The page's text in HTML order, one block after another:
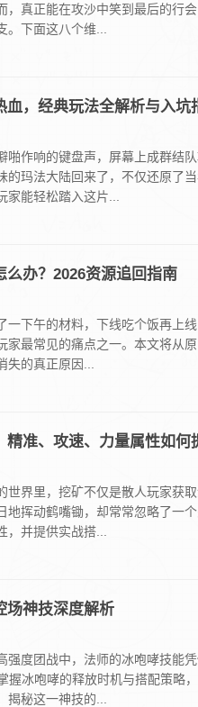
，真正能在攻沙中笑到最后的行
。下面这八个维...
，经典玩法全解析与入坑
啪作响的键盘声，屏幕上成群结
的玛法大陆回来了，不仅还原了
家能轻松踏入这片...
办？2026资源追回指南
一下午的材料，下线吃个饭再上
家最常见的痛点之一。本文将从
失的真正原因...
准、攻速、力量属性如何
世界里，挖矿不仅是散人玩家获
地挥动鹤嘴锄，却常常忽略了一
，并提供实战搭...
场神技深度解析
强度团战中，法师的冰咆哮技能
握冰咆哮的释放时机与搭配策略
揭秘这一神技的...